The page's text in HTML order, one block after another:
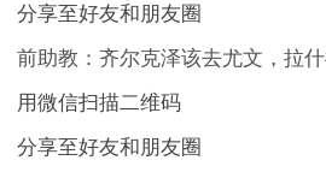
分享至好友和朋友圈
前助教：齐尔克泽该去尤文，拉
用微信扫描二维码
分享至好友和朋友圈